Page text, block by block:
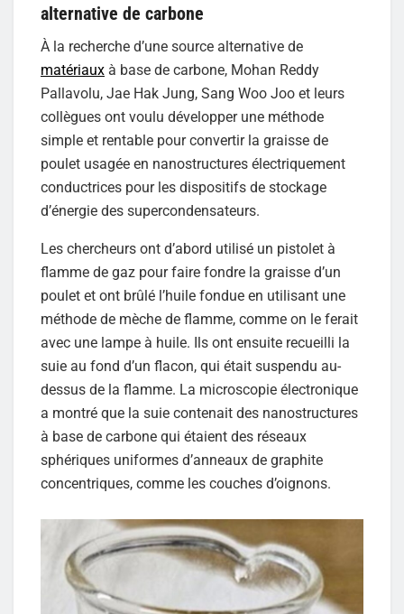
alternative de carbone
À la recherche d’une source alternative de
matériaux à base de carbone, Mohan Reddy
Pallavolu, Jae Hak Jung, Sang Woo Joo et leurs
collègues ont voulu développer une méthode
simple et rentable pour convertir la graisse de
poulet usagée en nanostructures électriquement
conductrices pour les dispositifs de stockage
d’énergie des supercondensateurs.
Les chercheurs ont d’abord utilisé un pistolet à
flamme de gaz pour faire fondre la graisse d’un
poulet et ont brûlé l’huile fondue en utilisant une
méthode de mèche de flamme, comme on le ferait
avec une lampe à huile. Ils ont ensuite recueilli la
suie au fond d’un flacon, qui était suspendu au-
dessus de la flamme. La microscopie électronique
a montré que la suie contenait des nanostructures
à base de carbone qui étaient des réseaux
sphériques uniformes d’anneaux de graphite
concentriques, comme les couches d’oignons.